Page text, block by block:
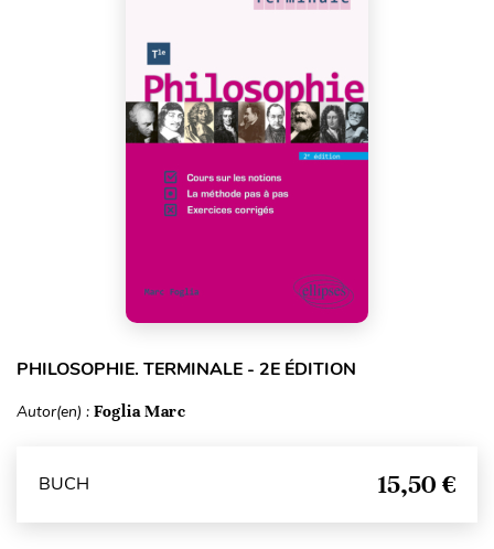
PHILOSOPHIE. TERMINALE - 2E ÉDITION
Autor(en) : Foglia Marc
BUCH 15,50 €